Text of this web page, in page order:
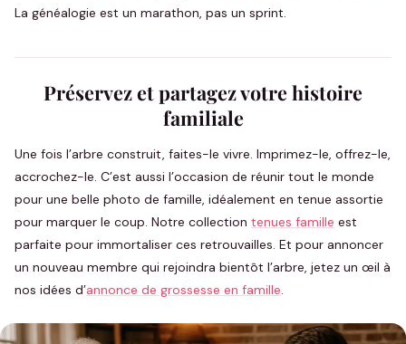
La généalogie est un marathon, pas un sprint.
Préservez et partagez votre histoire
familiale
Une fois l’arbre construit, faites-le vivre. Imprimez-le, offrez-le,
accrochez-le. C’est aussi l’occasion de réunir tout le monde
pour une belle photo de famille, idéalement en tenue assortie
pour marquer le coup. Notre collection tenues famille est
parfaite pour immortaliser ces retrouvailles. Et pour annoncer
un nouveau membre qui rejoindra bientôt l’arbre, jetez un œil à
nos idées d’annonce de grossesse en famille.